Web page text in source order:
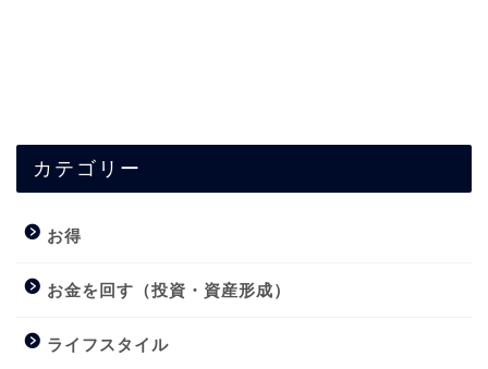
カテゴリー
お得
お金を回す（投資・資産形成）
ライフスタイル